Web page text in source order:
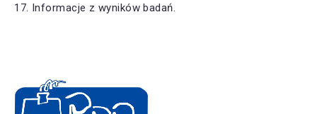
Informacje z wyników badań.